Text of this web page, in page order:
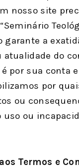
nosso site
garante a
do
por sua conta
por
ou
ou
Termos e